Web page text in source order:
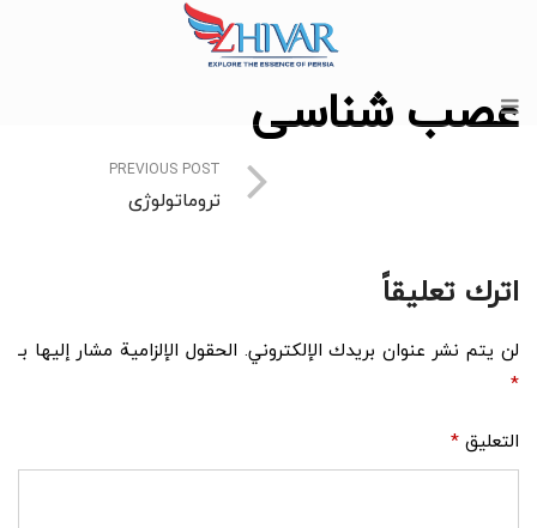
عصب شناسی
PREVIOUS POST
تروماتولوژی
اترك تعليقاً
لن يتم نشر عنوان بريدك الإلكتروني. الحقول الإلزامية مشار إليها بـ
*
التعليق*